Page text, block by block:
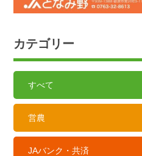
カテゴリー
すべて
営農
JAバンク・共済